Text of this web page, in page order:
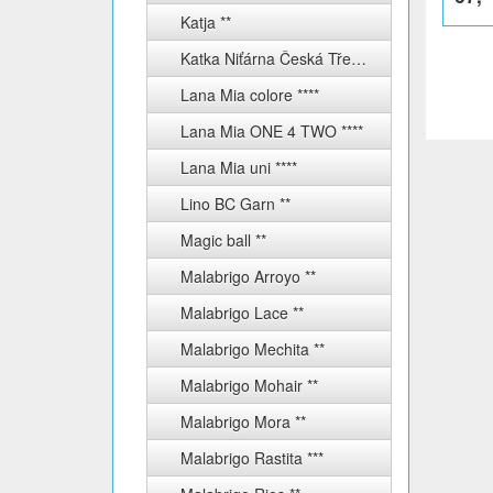
Katja **
Katka Niťárna Česká Třebová
Lana Mia colore ****
Lana Mia ONE 4 TWO ****
Lana Mia uni ****
Lino BC Garn **
Magic ball **
Malabrigo Arroyo **
Malabrigo Lace **
Malabrigo Mechita **
Malabrigo Mohair **
Malabrigo Mora **
Malabrigo Rastita ***